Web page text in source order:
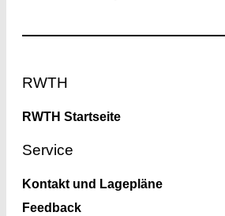
RWTH
RWTH Startseite
Service
Kontakt und Lagepläne
Feedback